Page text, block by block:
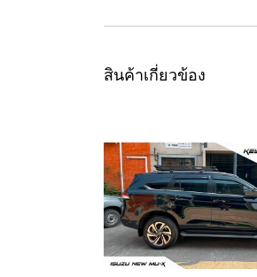
สินค้าเกี่ยวข้อง